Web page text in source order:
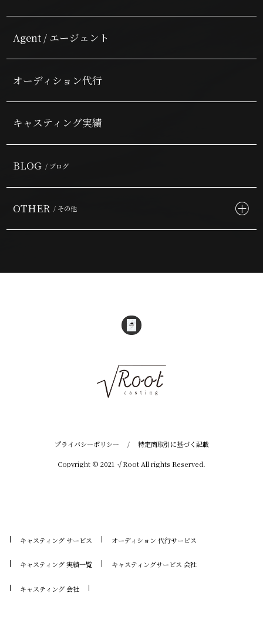
Agent / エージェント
オーディション代行
キャスティング実績
BLOG / ブログ
OTHER / その他
プライバシーポリシー / 特定商取引に基づく記載
Copyright © 2021 √Root All rights Reserved.
キャスティング サービス オーディション 代行サービス
キャスティング 実績一覧 キャスティングサービス 会社
キャスティング 会社